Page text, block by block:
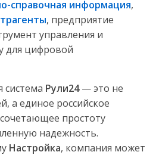
справочная информация,
, предприятие
управления и
для цифровой
система Рули24— это не
а единое российское
простоту
надежность.
Настройка, компания может